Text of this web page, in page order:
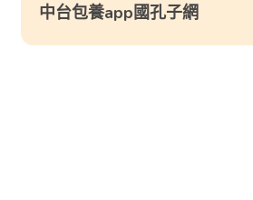
中台包養app國孔子網